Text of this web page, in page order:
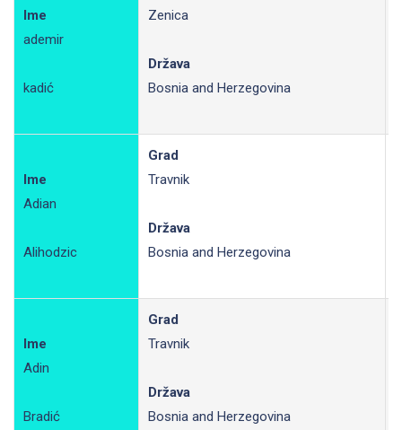
Ime
ademir
kadić
Zenica
Država
Bosnia and Herzegovina
Ime
Adian
Alihodzic
Grad
Travnik
Država
Bosnia and Herzegovina
Ime
Adin
Bradić
Grad
Travnik
Država
Bosnia and Herzegovina